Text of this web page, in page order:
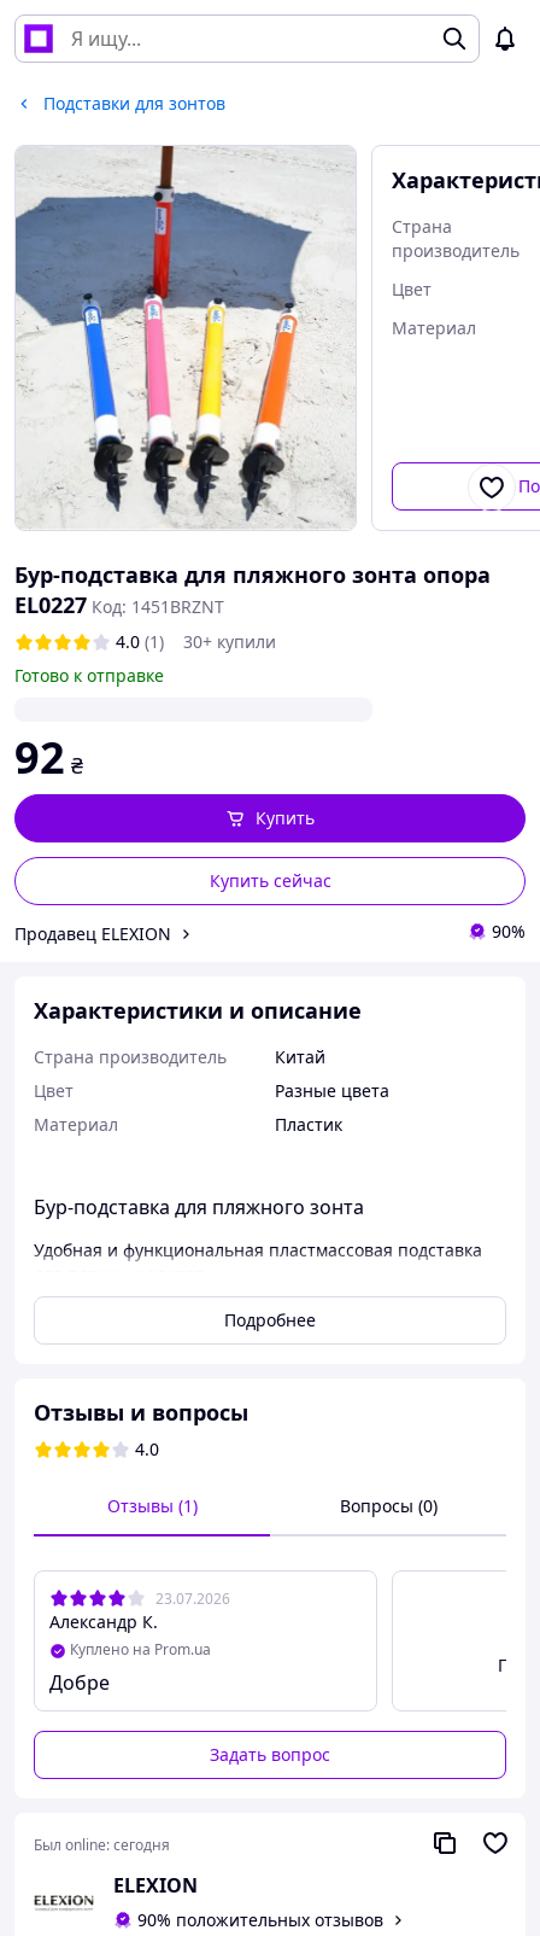
Подставки для зонтов
Страна
производитель
Цвет
Материал
Бур-подставка для пляжного зонта опора
EL0227 Код: 1451BRZNT
4.0 (1)
30+ купили
Готово к отправке
92 ₴
Купить сейчас
Купить
Продавец ELEXION 90%
Характеристики и описание
Страна производитель
Китай
Цвет
Разные цвета
Материал
Пластик
Бур-подставка для пляжного зонта
Удобная и функциональная пластмассовая подставка
Вкручивается непосредственно в песок. Палка
пляжного зонта фиксируется барашком, который
затягивается вокруг самой палки и тем самым не
Пластмассовая винтовая подставка для зонта, которая
вкручивается в песок.
Подробнее
Отзывы и вопросы
4.0
Отзывы (1) Вопросы (0)
23.07.2026
Александр К.
Куплено на Prom.ua
Добре
Задать вопрос
Был online:сегодня
ELEXION
90% положительных отзывов